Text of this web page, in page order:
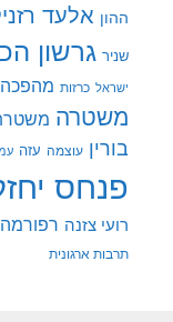
ההון אלעד
שניר גרשון
ישראל כרזות
משטרה
בורין עוצמה עזה
פנחס
רועי צזנה
תרבות ארגונית